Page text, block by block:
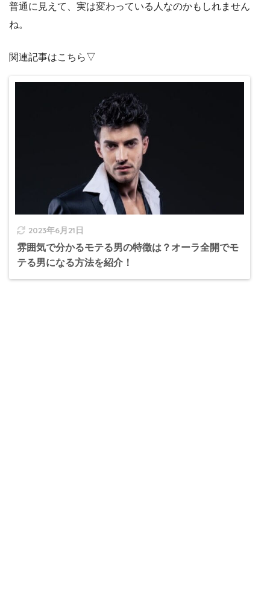
普通に見えて、実は変わっている人なのかもしれません
ね。
関連記事はこちら▽
2023年6月21日
雰囲気で分かるモテる男の特徴は？オーラ全開でモ
テる男になる方法を紹介！